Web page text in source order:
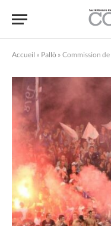
Accueil » Pallò » Commission